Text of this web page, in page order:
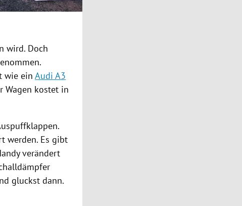
wird. Doch
wie einAudi A3
Wagen kostet in
werden. Es gibt
verändert
gluckst dann.